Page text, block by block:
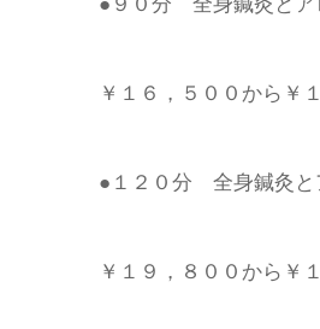
￥１６，５００から￥
●１２０分 全身鍼灸と
￥１９，８００から￥